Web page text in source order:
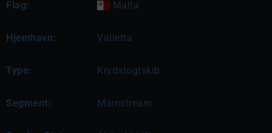
Flag: Malta
Hjemhavn: Valletta
Type: Krydstogtskib
Segment: Mainstream